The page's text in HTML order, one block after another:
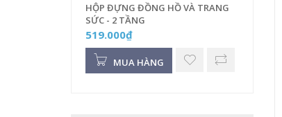
HỘP ĐỰNG ĐỒNG HỒ VÀ TRANG
SỨC - 2 TẦNG
519.000₫
MUA HÀNG